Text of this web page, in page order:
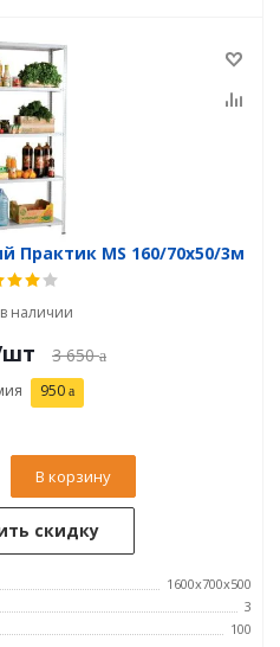
Практик MS 160/70х50/3м
в наличии
3 650
950
В корзину
скидку
1600x700x500
3
100